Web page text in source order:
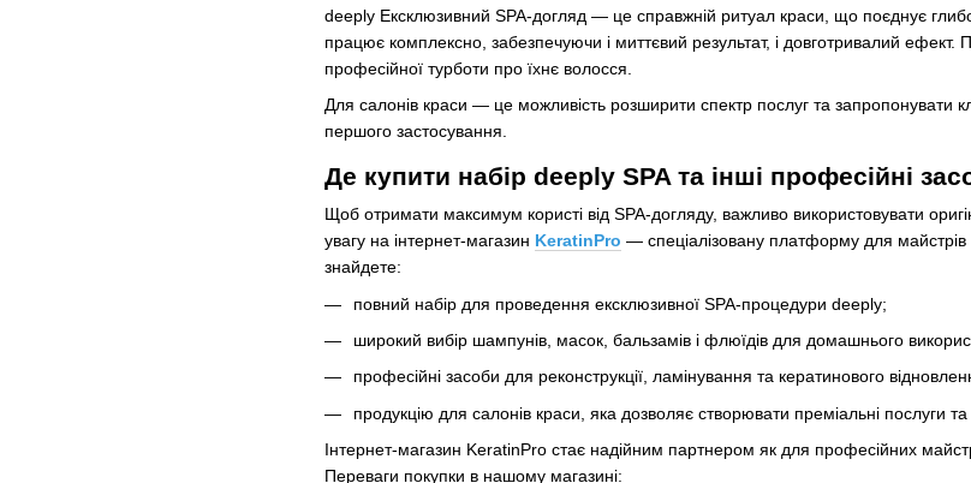
deeply Ексклюзивний SPA-догляд — це справжній ритуал краси, що поєднує
працює комплексно, забезпечуючи і миттєвий результат, і довготривалий ефект.
професійної турботи про їхнє волосся.
Для салонів краси — це можливість розширити спектр послуг та запропонувати
першого застосування.
Де купити набір deeply SPA та інші професійні
Щоб отримати максимум користі від SPA-догляду, важливо використовувати
увагу на інтернет-магазин KeratinPro — спеціалізовану платформу для майстрів
знайдете:
повний набір для проведення ексклюзивної SPA-процедури deeply;
широкий вибір шампунів, масок, бальзамів і флюїдів для домашнього
професійні засоби для реконструкції, ламінування та кератинового
продукцію для салонів краси, яка дозволяє створювати преміальні послуги
Інтернет-магазин KeratinPro стає надійним партнером як для професійних
Переваги покупки в нашому магазині: